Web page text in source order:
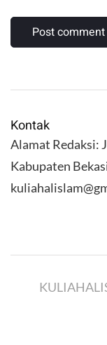
Kontak
Alamat Redaksi:
Kabupaten